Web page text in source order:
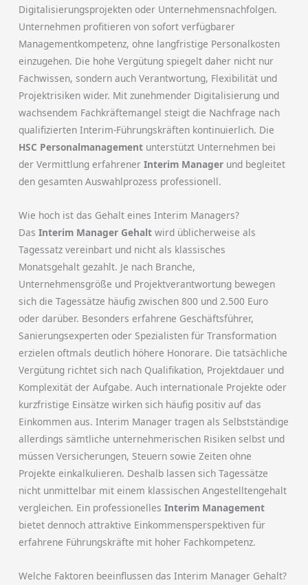
Digitalisierungsprojekten oder Unternehmensnachfolgen.
Unternehmen profitieren von sofort verfügbarer
Managementkompetenz, ohne langfristige Personalkosten
einzugehen. Die hohe Vergütung spiegelt daher nicht nur
Fachwissen, sondern auch Verantwortung, Flexibilität und
Projektrisiken wider. Mit zunehmender Digitalisierung und
wachsendem Fachkräftemangel steigt die Nachfrage nach
qualifizierten Interim-Führungskräften kontinuierlich. Die
HSC Personalmanagement unterstützt Unternehmen bei
der Vermittlung erfahrenerInterim Manager und begleitet
den gesamten Auswahlprozess professionell.
Wie hoch ist das Gehalt eines Interim Managers?
DasInterim Manager Gehalt wird üblicherweise als
Tagessatz vereinbart und nicht als klassisches
Monatsgehalt gezahlt. Je nach Branche,
Unternehmensgröße und Projektverantwortung bewegen
sich die Tagessätze häufig zwischen 800 und 2.500 Euro
oder darüber. Besonders erfahrene Geschäftsführer,
Sanierungsexperten oder Spezialisten für Transformation
erzielen oftmals deutlich höhere Honorare. Die tatsächliche
Vergütung richtet sich nach Qualifikation, Projektdauer und
Komplexität der Aufgabe. Auch internationale Projekte oder
kurzfristige Einsätze wirken sich häufig positiv auf das
Einkommen aus. Interim Manager tragen als Selbstständige
allerdings sämtliche unternehmerischen Risiken selbst und
müssen Versicherungen, Steuern sowie Zeiten ohne
Projekte einkalkulieren. Deshalb lassen sich Tagessätze
nicht unmittelbar mit einem klassischen Angestelltengehalt
vergleichen. Ein professionellesInterim Management
bietet dennoch attraktive Einkommensperspektiven für
erfahrene Führungskräfte mit hoher Fachkompetenz.
Welche Faktoren beeinflussen das Interim Manager Gehalt?